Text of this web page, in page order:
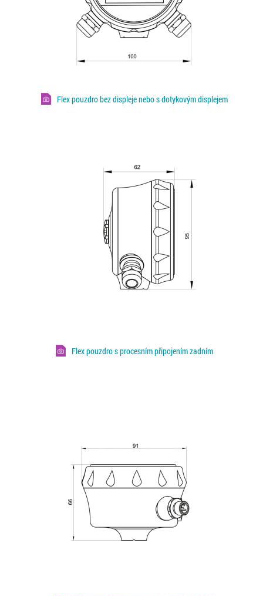
Flex pouzdro bez displeje nebo s dotykovým displejem
Flex pouzdro s procesním připojením zadním